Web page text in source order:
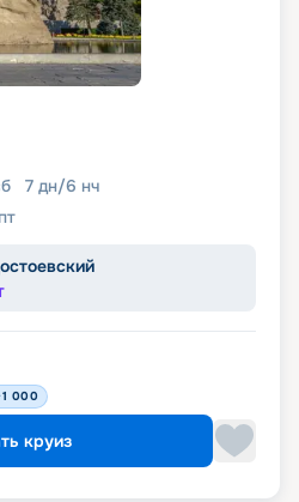
7 дн/6 нч
пт
000
круиз